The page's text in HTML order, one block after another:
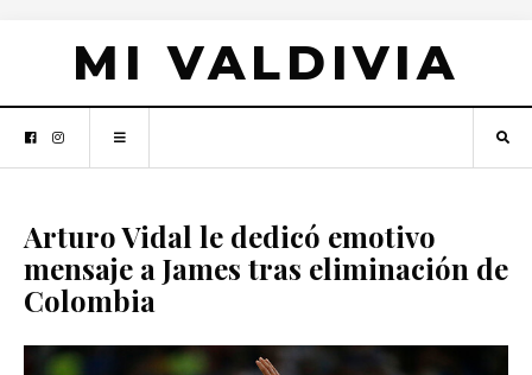
MI VALDIVIA
Arturo Vidal le dedicó emotivo
mensaje a James tras eliminación de
Colombia